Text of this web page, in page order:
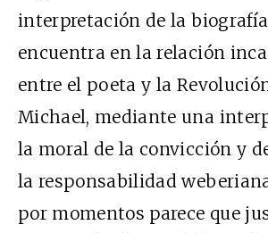
interpretación de la biografía
encuentra en la relación
entre el poeta y la
Michael, mediante una
la moral de la convicción y
la responsabilidad
por momentos parece que